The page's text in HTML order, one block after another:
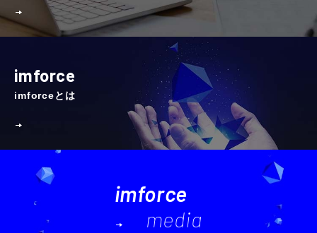
imforce
imforceとは
imforce
media